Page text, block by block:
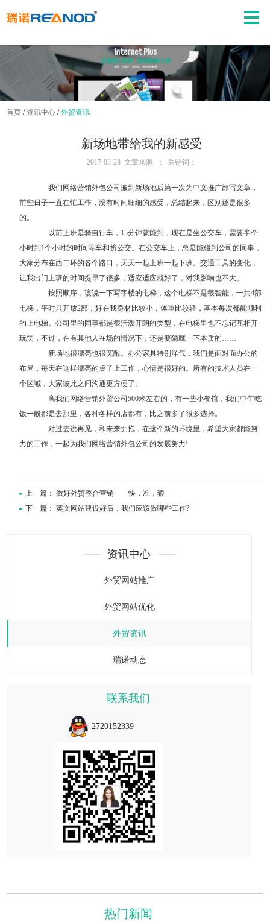
首页 / 资讯中心 /外贸资讯
新场地带给我的新感受
2017-03-28 文章来源: ： 关键词：
我们网络营销外包公司搬到新场地后第一次为中文推广部写文章，
前些日子一直在忙工作，没有时间细细的感受，总结起来，区别还是很多
的。
以前上班是骑自行车，15分钟就能到，现在是坐公交车，需要半个
小时到1个小时的时间等车和挤公交。在公交车上，总是能碰到公司的同事，
大家分布在西二环的各个路口，天天一起上班一起下班。交通工具的变化，
让我出门上班的时间提早了很多，适应适应就好了，对我影响也不大。
按照顺序，该说一下写字楼的电梯，这个电梯不是很智能，一共4部
电梯，平时只开放2部，好在我身材比较小，体重比较轻，基本每次都能顺利
的上电梯。公司里的同事都是很活泼开朗的类型，在电梯里也不忘记互相开
玩笑，不过，在有其他人在场的情况下，还是要隐藏一下本质的……
新场地很漂亮也很宽敞。办公家具特别洋气，我们是面对面办公的
布局，每天在这样漂亮的桌子上工作，心情是很好的。所有的技术人员在一
个区域，大家彼此之间沟通更方便了。
离我们网络营销外贸公司500米左右的，有一些小餐馆，我们中午吃
饭一般都是去那里，各种各样的店都有，比之前多了很多选择。
对过去说再见，和未来拥抱，在这个新的环境里，希望大家都能努
力的工作，一起为我们网络营销外包公司的发展努力!
上一篇：做好外贸整合营销——快，准，狠
下一篇：英文网站建设好后，我们应该做哪些工作?
资讯中心
外贸网站推广
外贸网站优化
外贸资讯
瑞诺动态
联系我们
2720152339
热门新闻